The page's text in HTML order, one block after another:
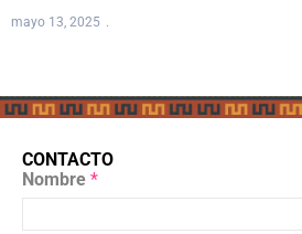
mayo 13, 2025
CONTACTO
Nombre *